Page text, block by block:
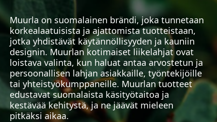
Muurla on suomalainen brändi, joka tunnetaan
korkealaatuisista ja ajattomista tuotteistaan,
jotka yhdistävät käytännöllisyyden ja kauniin
designin. Muurlan kotimaiset liikelahjat ovat
loistava valinta, kun haluat antaa arvostetun ja
persoonallisen lahjan asiakkaille, työntekijöille
tai yhteistyökumppaneille. Muurlan tuotteet
edustavat suomalaista käsityötaitoa ja
kestävää kehitystä, ja ne jäävät mieleen
pitkäksi aikaa.